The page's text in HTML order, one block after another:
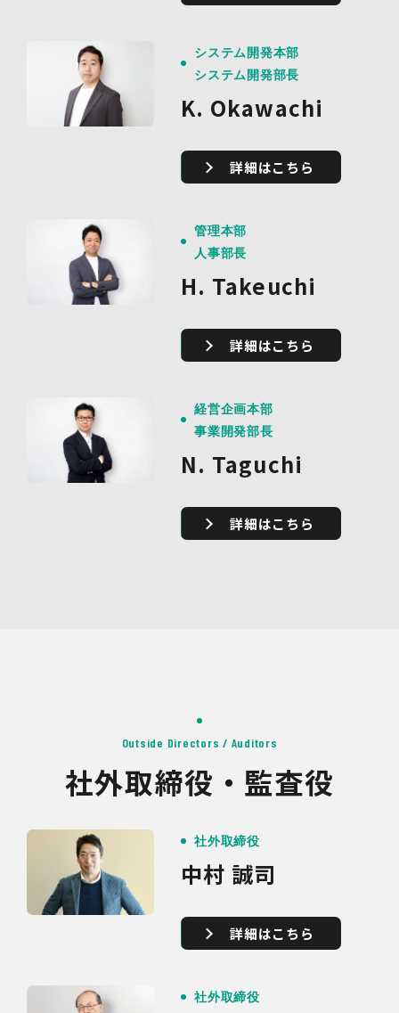
システム開発本部
システム開発部長
K. Okawachi
詳細はこちら
管理本部
人事部長
H. Takeuchi
詳細はこちら
経営企画本部
事業開発部長
N. Taguchi
詳細はこちら
Outside Directors / Auditors
社外取締役・監査役
社外取締役
中村 誠司
詳細はこちら
社外取締役